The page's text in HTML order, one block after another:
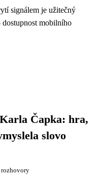
signálem je užitečný
dostupnost mobilního
Čapka: hra,
slovo
rozhovory